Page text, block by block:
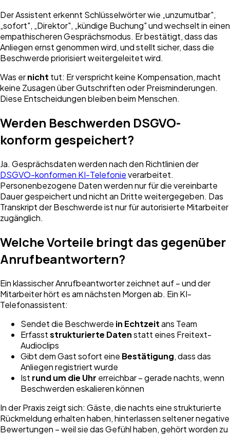
Der Assistent erkennt Schlüsselwörter wie „unzumutbar",
„sofort", „Direktor", „kündige Buchung" und wechselt in einen
empathischeren Gesprächsmodus. Er bestätigt, dass das
Anliegen ernst genommen wird, und stellt sicher, dass die
Beschwerde priorisiert weitergeleitet wird.
Was ernicht tut: Er verspricht keine Kompensation, macht
keine Zusagen über Gutschriften oder Preisminderungen.
Diese Entscheidungen bleiben beim Menschen.
Werden Beschwerden DSGVO-
konform gespeichert?
Ja. Gesprächsdaten werden nach den Richtlinien der
DSGVO-konformen KI-Telefonieverarbeitet.
Personenbezogene Daten werden nur für die vereinbarte
Dauer gespeichert und nicht an Dritte weitergegeben. Das
Transkript der Beschwerde ist nur für autorisierte Mitarbeiter
zugänglich.
Welche Vorteile bringt das gegenüber
Anrufbeantwortern?
Ein klassischer Anrufbeantworter zeichnet auf – und der
Mitarbeiter hört es am nächsten Morgen ab. Ein KI-
Telefonassistent:
Sendet die Beschwerde in Echtzeitans Team
Erfasststrukturierte Datenstatt eines Freitext-
Audioclips
Gibt dem Gast sofort eine Bestätigung, dass das
Anliegen registriert wurde
Ist rund um die Uhr erreichbar – gerade nachts, wenn
Beschwerden eskalieren können
In der Praxis zeigt sich: Gäste, die nachts eine strukturierte
Rückmeldung erhalten haben, hinterlassen seltener negative
Bewertungen – weil sie das Gefühl haben, gehört worden zu